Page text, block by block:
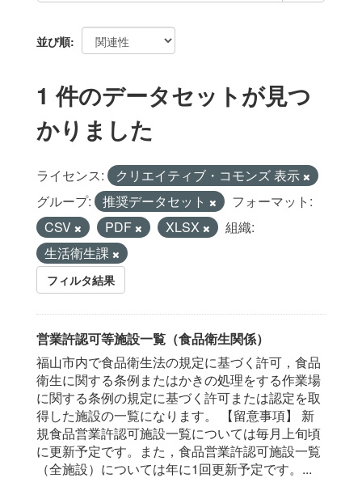
並び順
1 件のデータセットが見つ
かりました
ライセンス:
クリエイティブ・コモンズ 表示
グループ:
推奨データセット
フォーマット:
CSV
PDF XLSX
組織:
生活衛生課
フィルタ結果
営業許認可等施設一覧（食品衛生関係）
福山市内で食品衛生法の規定に基づく許可，食品
衛生に関する条例またはかきの処理をする作業場
に関する条例の規定に基づく許可または認定を取
得した施設の一覧になります。 【留意事項】 新
規食品営業許認可施設一覧については毎月上旬頃
に更新予定です。また，食品営業許認可施設一覧
（全施設）については年に1回更新予定です。...